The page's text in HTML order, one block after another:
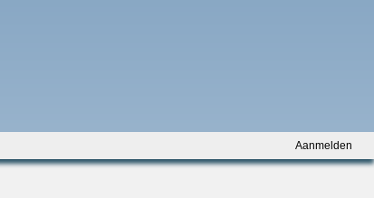
Aanmelden